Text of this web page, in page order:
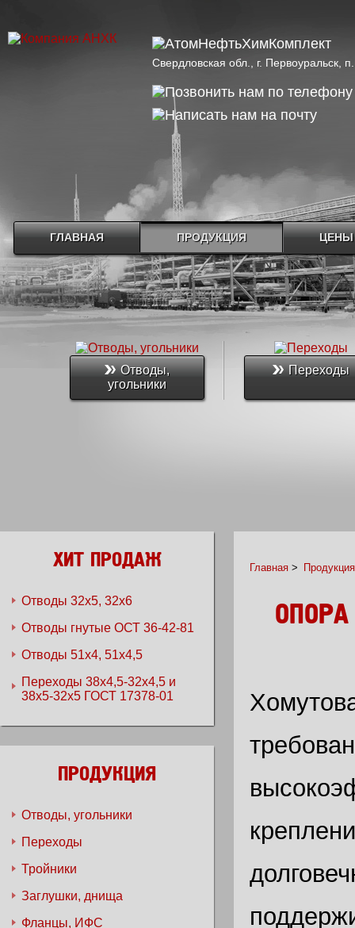
Свердловская обл., г. Первоуральск,
ГЛАВНАЯ ПРОДУКЦИЯ ЦЕНЫ
Отводы,
угольники
Переходы
ХИТ ПРОДАЖ
Отводы 32х5, 32х6
Отводы гнутые ОСТ 36-42-81
Отводы 51х4, 51х4,5
Переходы 38x4,5-32x4,5 и
38x5-32x5 ГОСТ 17378-01
ПРОДУКЦИЯ
Отводы, угольники
Переходы
Тройники
Заглушки, днища
Фланцы, ИФС
Главная > Продукция